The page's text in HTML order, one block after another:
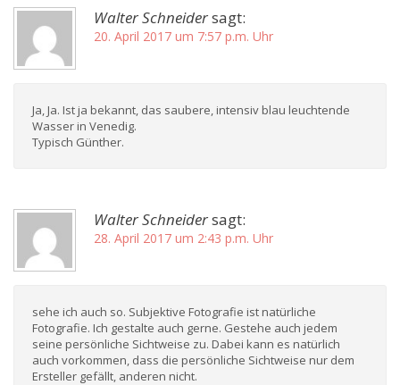
Walter Schneidersagt:
20. April 2017 um 7:57 p.m. Uhr
Ja, Ja. Ist ja bekannt, das saubere, intensiv blau leuchtende
Wasser in Venedig.
Typisch Günther.
Walter Schneidersagt:
28. April 2017 um 2:43 p.m. Uhr
sehe ich auch so. Subjektive Fotografie ist natürliche
Fotografie. Ich gestalte auch gerne. Gestehe auch jedem
seine persönliche Sichtweise zu. Dabei kann es natürlich
auch vorkommen, dass die persönliche Sichtweise nur dem
Ersteller gefällt, anderen nicht.